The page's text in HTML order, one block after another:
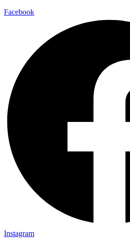
Facebook
Instagram